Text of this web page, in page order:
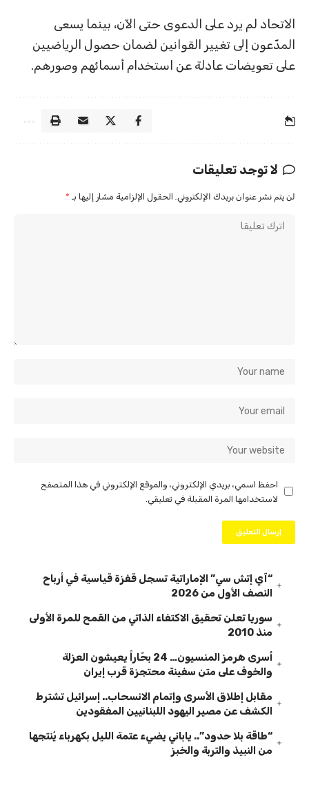
الاتحاد لم يرد على الدعوى حتى الآن، بينما يسعى
المدّعون إلى تغيير القوانين لضمان حصول الرياضيين
على تعويضات عادلة عن استخدام أسمائهم وصورهم.
لا توجد تعليقات
لن يتم نشر عنوان بريدك الإلكتروني. الحقول الإلزامية مشار إليها بـ *
احفظ اسمي، بريدي الإلكتروني، والموقع الإلكتروني في هذا المتصفح
لاستخدامها المرة المقبلة في تعليقي.
“آي إتش سي” الإماراتية تسجل قفزة قياسية في أرباح
النصف الأول من 2026
سوريا تعلن تحقيق الاكتفاء الذاتي من القمح للمرة الأولى
منذ 2010
أسرى هرمز المنسيون… 24 بحّاراً يعيشون العزلة
والخوف على متن سفينة محتجزة قرب إيران
مقابل إطلاق الأسرى وإتمام الانسحاب.. إسرائيل تشترط
الكشف عن مصير اليهود اللبنانيين المفقودين
“طاقة بلا حدود”.. ياباني يضيء عتمة الليل بكهرباء يُنتجها
من النبيذ والتربة والخبز